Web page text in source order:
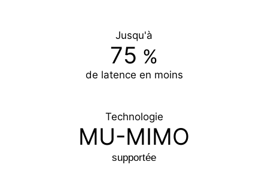
Jusqu'à
75 %
de latence en moins
Technologie
MU-MIMO
supportée